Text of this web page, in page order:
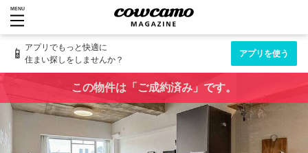
MENU
📱 アプリでもっと快適に
住まい探しをしませんか？
アプリを使う
この物件は「ご成約済み」です。